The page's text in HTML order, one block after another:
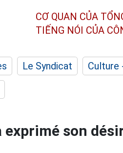
CƠ QUAN CỦA
TIẾNG NÓI CỦA
Le Syndicat Culture
son